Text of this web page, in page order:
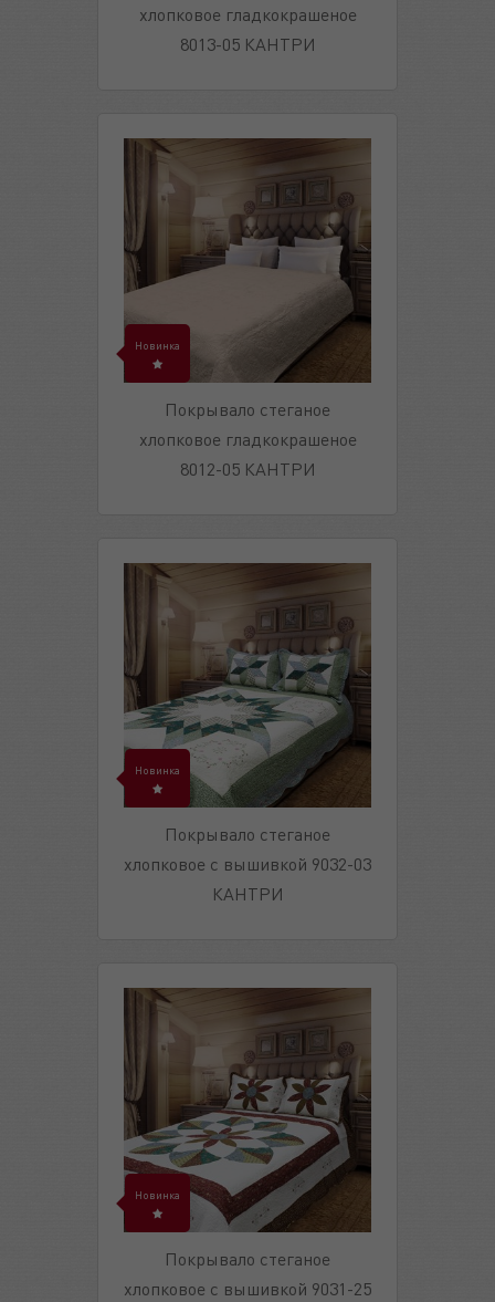
хлопковое гладкокрашеное
8013-05 КАНТРИ
Новинка
Покрывало стеганое
хлопковое гладкокрашеное
8012-05 КАНТРИ
Новинка
Покрывало стеганое
хлопковое с вышивкой 9032-03
КАНТРИ
Новинка
Покрывало стеганое
хлопковое с вышивкой 9031-25